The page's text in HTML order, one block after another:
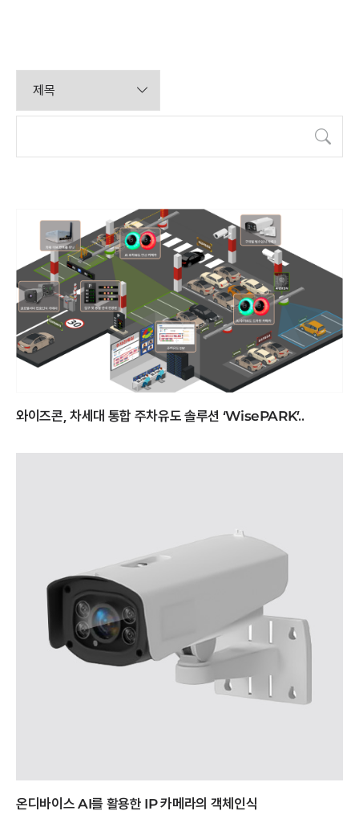
검색
와이즈콘, 차세대 통합 주차유도 솔루션 ‘WisePARK’..
온디바이스 AI를 활용한 IP 카메라의 객체인식